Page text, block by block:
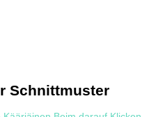
Schnittmuster